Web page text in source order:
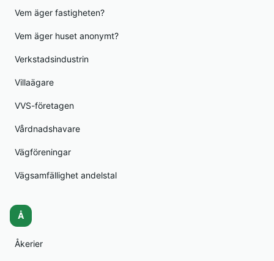
Vem äger fastigheten?
Vem äger huset anonymt?
Verkstadsindustrin
Villaägare
VVS-företagen
Vårdnadshavare
Vägföreningar
Vägsamfällighet andelstal
Å
Åkerier